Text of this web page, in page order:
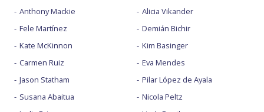
Anthony Mackie
Fele Martínez
Kate McKinnon
Carmen Ruiz
Jason Statham
Susana Abaitua
Alicia Vikander
Demián Bichir
Kim Basinger
Eva Mendes
Pilar López de Ayala
Nicola Peltz